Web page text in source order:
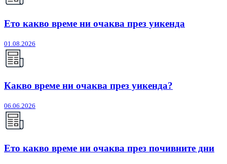
Ето какво време ни очаква през уикенда
01.08.2026
Какво време ни очаква през уикенда?
06.06.2026
Ето какво време ни очаква през почивните дни